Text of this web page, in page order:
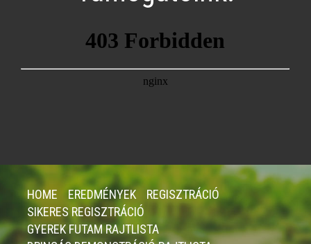
HOME EREDMÉNYEK
REGISZTRÁCIÓ
SIKERES REGISZTRÁCIÓ
GYEREK FUTAM RAJTLISTA